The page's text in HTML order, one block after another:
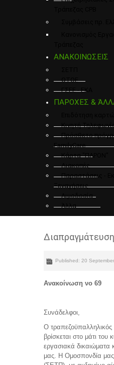
Συμβάσεις πρ.
ΑΝΑΚΟΙΝΩΣΕΙΣ
ΟΤΟΕ
ΓΣΕΕ - ΕΚΑ
ΠΑΡΟΧΕΣ &
Κινητή
Πρόσθετο
FamilyCare
Κάρτα "ΠΑΡΟΝ"
Διακοπές
Παραστάσεις -
Ξεναγήσεις
Αιμοδοσία
Άλλα
Published: 20
Ανακοίνωση νο 69
Συνάδελφοι,
Ο τραπεζοϋπαλληλικός
βρίσκεται στο μάτι
εργασιακά δικαιώματα
μας. Η Ομοσπονδία